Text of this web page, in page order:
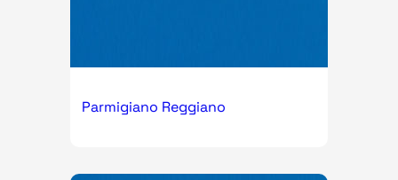
Parmigiano Reggiano